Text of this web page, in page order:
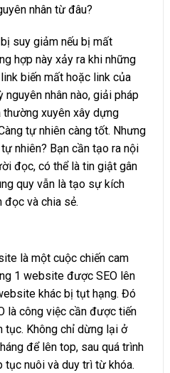
nhân từ đâu?
suy giảm nếu bị mất
hợp này xảy ra khi những
biến mất hoặc link của
nhân nào, giải pháp
xuyên xây dựng
tự nhiên càng tốt. Nhưng
nhiên? Bạn cần tạo ra nội
đọc, có thể là tin giật gân
quy vẫn là tạo sự kích
đọc và chia sẻ.
là một cuộc chiến cam
1 website được SEO lên
khác bị tụt hạng. Đó
là công việc cần được tiến
tục. Không chỉ dừng lại ở
để lên top, sau quá trình
tục nuôi và duy trì từ khóa.